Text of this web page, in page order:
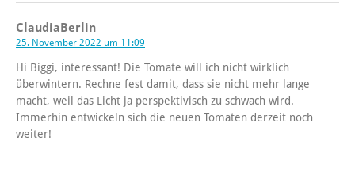
ClaudiaBerlin
25. November 2022 um 11:09
Hi Biggi, interessant! Die Tomate will ich nicht wirklich
überwintern. Rechne fest damit, dass sie nicht mehr lange
macht, weil das Licht ja perspektivisch zu schwach wird.
Immerhin entwickeln sich die neuen Tomaten derzeit noch
weiter!